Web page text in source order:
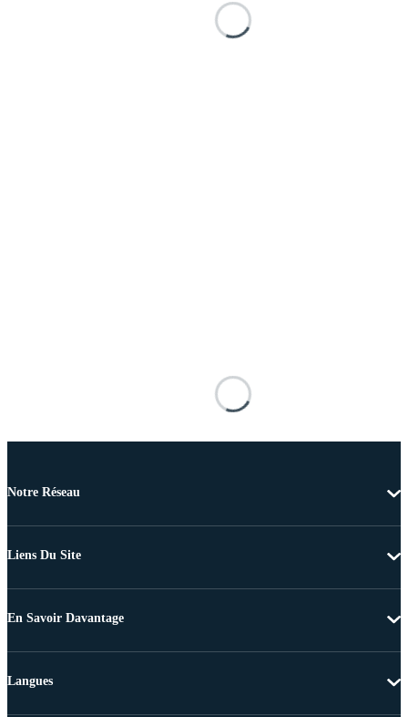
Notre Réseau
Liens Du Site
En Savoir Davantage
Langues